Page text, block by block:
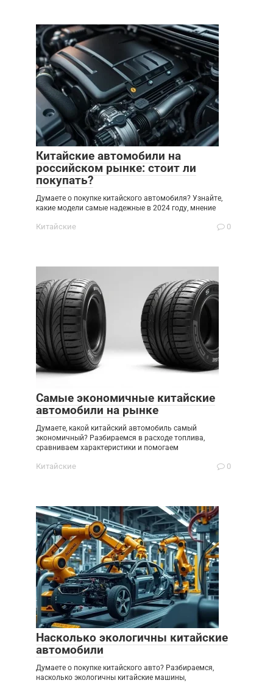
Китайские автомобили на
российском рынке: стоит ли
покупать?
Думаете о покупке китайского автомобиля? Узнайте,
какие модели самые надежные в 2024 году, мнение
Китайские 0
Самые экономичные китайские
автомобили на рынке
Думаете, какой китайский автомобиль самый
экономичный? Разбираемся в расходе топлива,
сравниваем характеристики и помогаем
Китайские 0
Насколько экологичны китайские
автомобили
Думаете о покупке китайского авто? Разбираемся,
насколько экологичны китайские машины,